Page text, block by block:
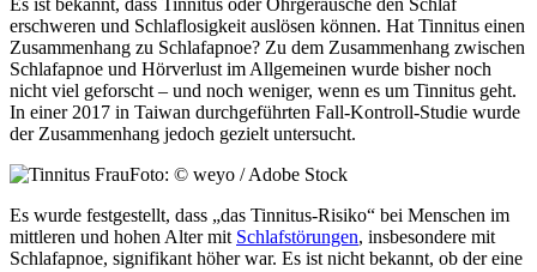
Es ist bekannt, dass Tinnitus oder Ohrgeräusche den Schlaf
erschweren und Schlaflosigkeit auslösen können. Hat Tinnitus einen
Zusammenhang zu Schlafapnoe? Zu dem Zusammenhang zwischen
Schlafapnoe und Hörverlust im Allgemeinen wurde bisher noch
nicht viel geforscht – und noch weniger, wenn es um Tinnitus geht.
In einer 2017 in Taiwan durchgeführten Fall-Kontroll-Studie wurde
der Zusammenhang jedoch gezielt untersucht.
Foto: © weyo / Adobe Stock
Es wurde festgestellt, dass „das Tinnitus-Risiko“ bei Menschen im
mittleren und hohen Alter mit Schlafstörungen, insbesondere mit
Schlafapnoe, signifikant höher war. Es ist nicht bekannt, ob der eine